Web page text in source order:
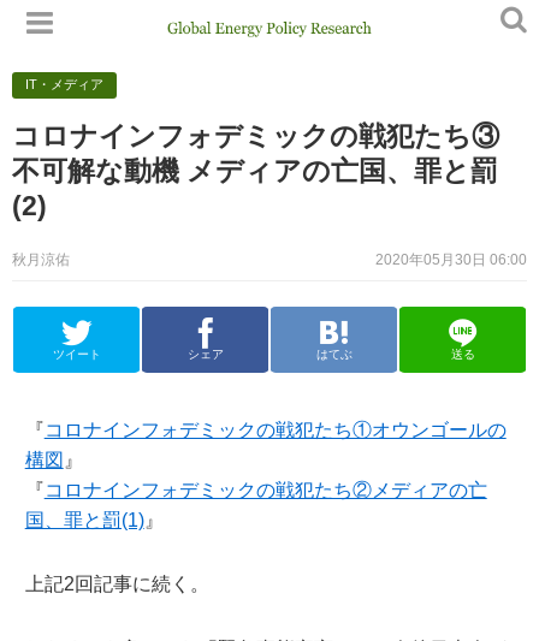
IT・メディア
コロナインフォデミックの戦犯たち③
不可解な動機 メディアの亡国、罪と罰
(2)
2020年05月30日 06:00
秋月涼佑
ツイート シェア はてぶ 送る
『コロナインフォデミックの戦犯たち①オウンゴールの
構図 』
『コロナインフォデミックの戦犯たち②メディアの亡
国、罪と罰(1)』
上記2回記事に続く。